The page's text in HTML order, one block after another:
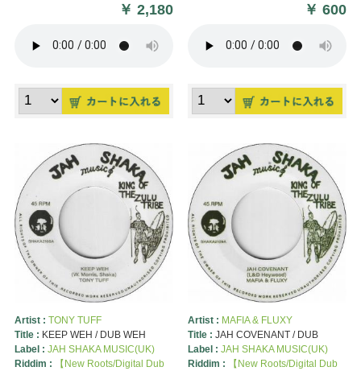
￥2,180 ￥600
Artist : TONY TUFF
Title : KEEP WEH / DUB WEH
Label : JAH SHAKA MUSIC(UK)
Riddim :
【New Roots/Digital Dub
Artist : MAFIA & FLUXY
Title : JAH COVENANT / DUB
Label : JAH SHAKA MUSIC(UK)
Riddim :
【New Roots/Digital Dub